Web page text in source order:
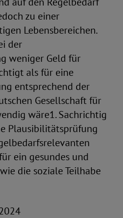
zu einer
Lebensbereichen.
der
weniger Geld für
als für eine
entsprechend der
Gesellschaft für
wäre1. Sachrichtig
Plausibilitätsprüfung
ein gesundes und
die soziale Teilhabe